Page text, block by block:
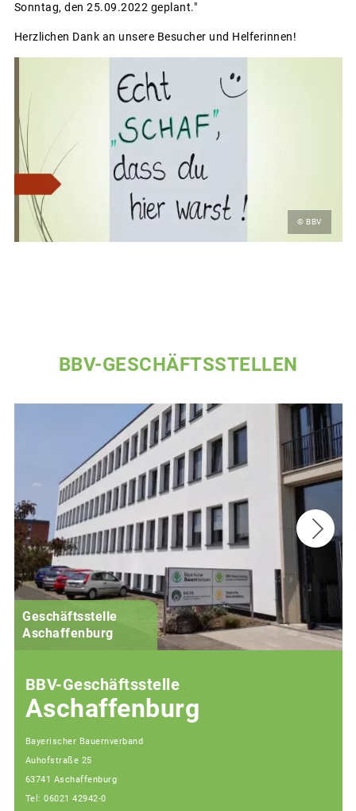
Sonntag, den 25.09.2022 geplant."
Herzlichen Dank an unsere Besucher und Helferinnen!
© BBV
BBV-GESCHÄFTSSTELLEN
Geschäftsstelle
Aschaffenburg
BBV-Geschäftsstelle
Aschaffenburg
Bayerischer Bauernverband
Auhofstraße 25
63741 Aschaffenburg
Tel: 06021 42942-0